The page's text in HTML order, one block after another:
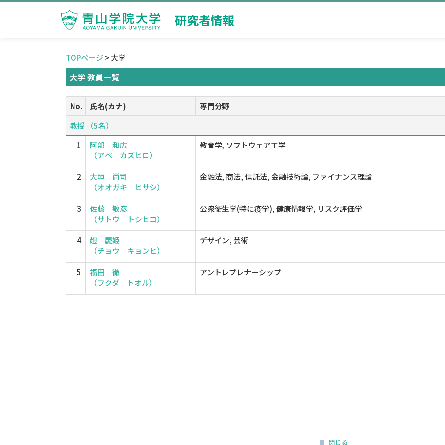
研究者情報
TOPページ > 大学
大学 教員一覧
No. 氏名(カナ)
専門分野
教授 （5名）
1
阿部 和広
（アベ カズヒロ）
教育学, ソフトウェア工学
2
大垣 尚司
（オオガキ ヒサシ）
金融法, 商法, 信託法, 金融技術論, ファイナンス理論
3
佐藤 敏彦
（サトウ トシヒコ）
公衆衛生学(特に疫学), 健康情報学, リスク評価学
4
趙 慶姫
（チョウ キョンヒ）
デザイン, 芸術
5
福田 徹
（フクダ トオル）
アントレプレナーシップ
閉じる